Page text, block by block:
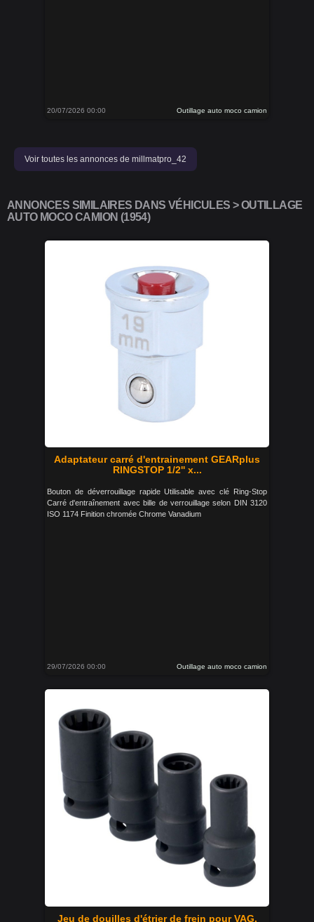
20/07/2026 00:00 Outillage auto moco camion
Voir toutes les annonces de millmatpro_42
ANNONCES SIMILAIRES DANS VÉHICULES > OUTILLAGE
AUTO MOCO CAMION (1954)
Adaptateur carré d'entrainement GEARplus
RINGSTOP 1/2'' x...
Bouton de déverrouillage rapide Utilisable avec clé Ring-Stop
Carré d'entraînement avec bille de verrouillage selon DIN 3120
ISO 1174 Finition chromée Chrome Vanadium
29/07/2026 00:00 Outillage auto moco camion
Jeu de douilles d'étrier de frein pour VAG.